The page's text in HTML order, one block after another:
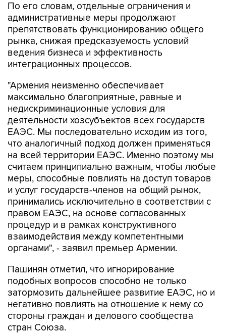
По его словам, отдельные ограничения и
административные меры продолжают
препятствовать функционированию общего
рынка, снижая предсказуемость условий
ведения бизнеса и эффективность
интеграционных процессов.
"Армения неизменно обеспечивает
максимально благоприятные, равные и
недискриминационные условия для
деятельности хозсубъектов всех государств
ЕАЭС. Мы последовательно исходим из того,
что аналогичный подход должен применяться
на всей территории ЕАЭС. Именно поэтому мы
считаем принципиально важным, чтобы любые
меры, способные повлиять на доступ товаров
и услуг государств-членов на общий рынок,
принимались исключительно в соответствии с
правом ЕАЭС, на основе согласованных
процедур и в рамках конструктивного
взаимодействия между компетентными
органами", - заявил премьер Армении.
Пашинян отметил, что игнорирование
подобных вопросов способно не только
затормозить дальнейшее развитие ЕАЭС, но и
негативно повлиять на отношение к нему со
стороны граждан и делового сообщества
стран Союза.